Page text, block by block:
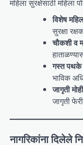
महिला सुरक्षेसाठी महिला
विशेष
सुरक्षा
चौकशी व
गस्त पथके
भाविक
जागृती
जागृती
नागरिकांना दिलेले